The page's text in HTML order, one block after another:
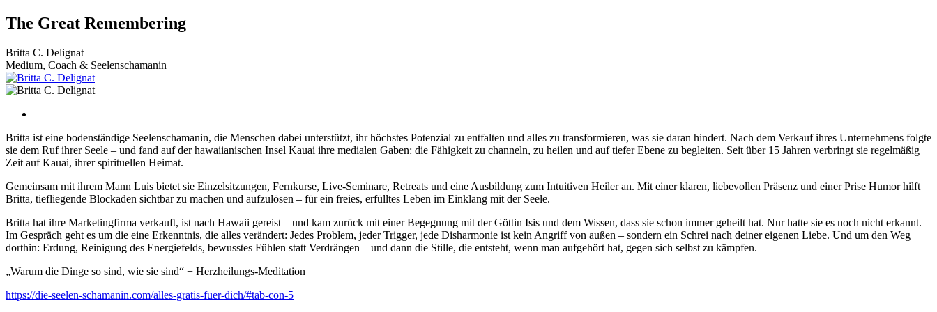
Zum
Inhalt
The Great Remembering
Britta C. Delignat
Medium, Coach & Seelenschamanin
Britta ist eine bodenständige Seelenschamanin, die Menschen dabei unterstützt, ihr höchstes Potenzial zu entfalten und alles zu transformieren, was sie daran hindert. Nach dem Verkauf ihres Unternehmens folgte
sie dem Ruf ihrer Seele – und fand auf der hawaiianischen Insel Kauai ihre medialen Gaben: die Fähigkeit zu channeln, zu heilen und auf tiefer Ebene zu begleiten. Seit über 15 Jahren verbringt sie regelmäßig
Zeit auf Kauai, ihrer spirituellen Heimat.
Gemeinsam mit ihrem Mann Luis bietet sie Einzelsitzungen, Fernkurse, Live-Seminare, Retreats und eine Ausbildung zum Intuitiven Heiler an. Mit einer klaren, liebevollen Präsenz und einer Prise Humor hilft
Britta, tiefliegende Blockaden sichtbar zu machen und aufzulösen – für ein freies, erfülltes Leben im Einklang mit der Seele.
Britta hat ihre Marketingfirma verkauft, ist nach Hawaii gereist – und kam zurück mit einer Begegnung mit der Göttin Isis und dem Wissen, dass sie schon immer geheilt hat. Nur hatte sie es noch nicht erkannt.
Im Gespräch geht es um die eine Erkenntnis, die alles verändert: Jedes Problem, jeder Trigger, jede Disharmonie ist kein Angriff von außen – sondern ein Schrei nach deiner eigenen Liebe. Und um den Weg
dorthin: Erdung, Reinigung des Energiefelds, bewusstes Fühlen statt Verdrängen – und dann die Stille, die entsteht, wenn man aufgehört hat, gegen sich selbst zu kämpfen.
„Warum die Dinge so sind, wie sie sind“ + Herzheilungs-Meditation
https://die-seelen-schamanin.com/alles-gratis-fuer-dich/#tab-con-5